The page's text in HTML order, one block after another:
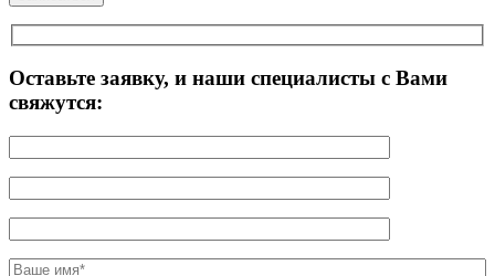
Оставьте заявку, и наши специалисты с Вами
свяжутся: